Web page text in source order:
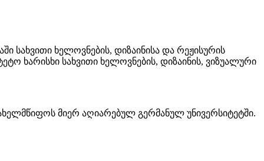
სახვითი ხელოვნების, დიზაინისა და რეჟისურის
ხარისხი სახვითი ხელოვნების, დიზაინის, ვიზუალური
მიერ აღიარებულ გერმანულ უნივერსიტეტში.